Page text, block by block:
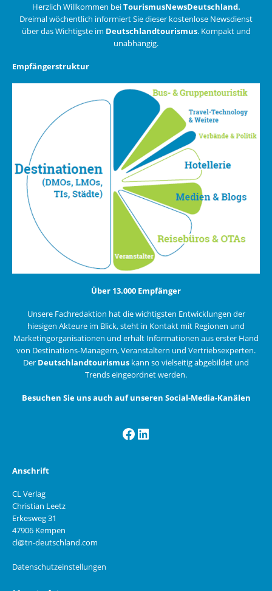
Herzlich Willkommen beiTourismusNewsDeutschland.
Dreimal wöchentlich informiert Sie dieser kostenlose Newsdienst
über das Wichtigste im Deutschlandtourismus. Kompakt und
unabhängig.
Empfängerstruktur
Über 13.000 Empfänger
Unsere Fachredaktion hat die wichtigsten Entwicklungen der
hiesigen Akteure im Blick, steht in Kontakt mit Regionen und
Marketingorganisationen und erhält Informationen aus erster Hand
von Destinations-Managern, Veranstaltern und Vertriebsexperten.
Der Deutschlandtourismus kann so vielseitig abgebildet und
Trends eingeordnet werden.
Besuchen Sie uns auch auf unseren Social-Media-Kanälen
Facebook
LinkedIn
Anschrift
CL Verlag
Christian Leetz
Erkesweg 31
47906 Kempen
cl@tn-deutschland.com
Datenschutzeinstellungen